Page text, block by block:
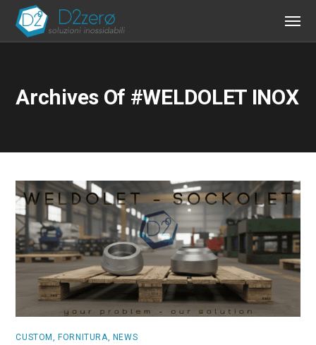
Archives Of #WELDOLET INOX
CUSTOM , FORNITURA, NEWS